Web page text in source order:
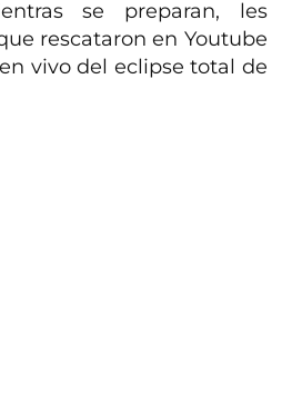
se preparan, les
rescataron en Youtube
vivo del eclipse total de